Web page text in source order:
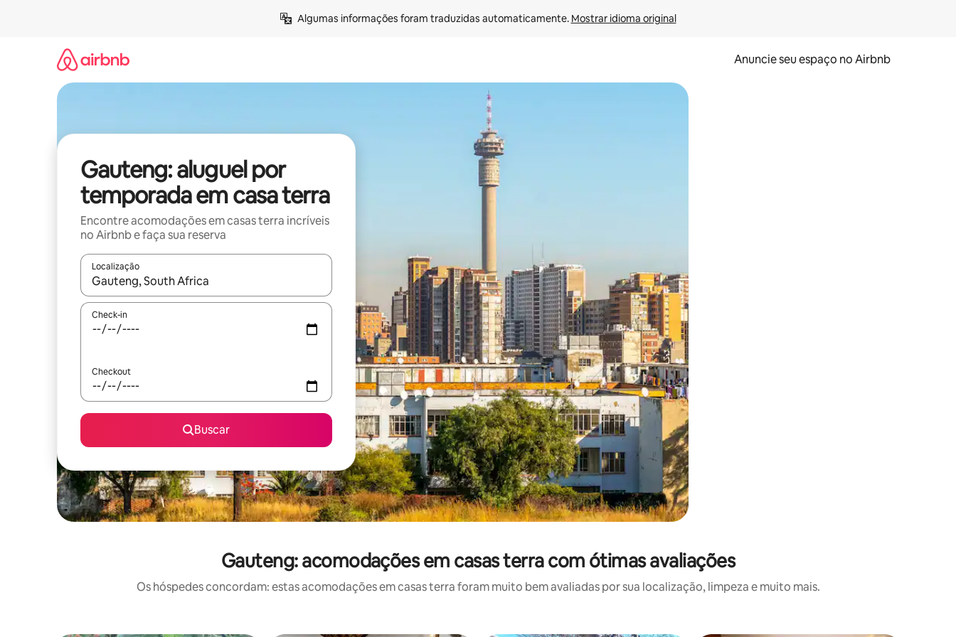
Algumas informações foram traduzidas automaticamente. Mostrar idioma original
Anuncie seu espaço no Airbnb
Gauteng: aluguel por
temporada em casa terra
Encontre acomodações em casas terra incríveis
no Airbnb e faça sua reserva
Localização
Quando os resultados estiverem disponíveis, explore-os usando as seta para cima e para baixo do teclado ou tocando e deslizando o dedo na tela.
Check-in
Checkout
Buscar
Gauteng: acomodações em casas terra com ótimas avaliações
Os hóspedes concordam: estas acomodações em casas terra foram muito bem avaliadas por sua localização, limpeza e muito mais.